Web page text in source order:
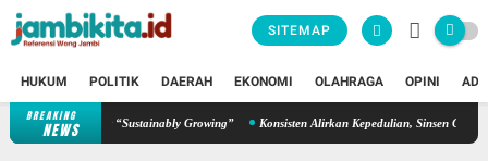
SITEMAP
HUKUM POLITIK DAERAH EKONOMI OLAHRAGA OPINI
BREAKING
NEWS
Semangat “Sustainably Growing” Konsisten Alirkan Kepedulian, Sinsen Gelar